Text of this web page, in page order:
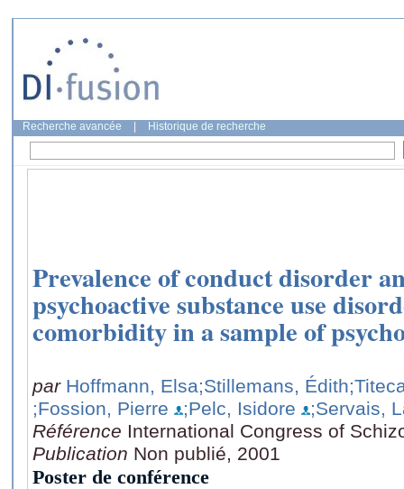
Recherche avancée Historique de recherche
Prevalence of conduct disorder
psychoactive substance use
comorbidity in a sample of
par Hoffmann, Elsa;Stillemans, Édith
;Fossion, Pierre
;Pelc, Isidore
;Servais,
Référence International Congress of
Publication Non publié, 2001
Poster de conférence